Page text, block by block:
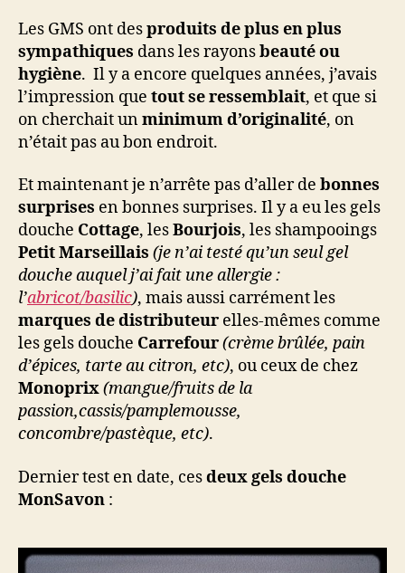
Les GMS ont desproduits de plus en plus
sympathiques dans les rayonsbeauté ou
hygiène. Il y a encore quelques années, j’avais
l’impression que tout se ressemblait, et que si
on cherchait unminimum d’originalité, on
n’était pas au bon endroit.
Et maintenant je n’arrête pas d’aller de bonnes
surprises en bonnes surprises. Il y a eu les gels
douche Cottage, lesBourjois, les shampooings
Petit Marseillais (je n’ai testé qu’un seul gel
douche auquel j’ai fait une allergie :
l’abricot/basilic), mais aussi carrément les
marques de distributeur elles-mêmes comme
les gels douche Carrefour(crème brûlée, pain
d’épices, tarte au citron, etc), ou ceux de chez
Monoprix(mangue/fruits de la
passion,cassis/pamplemousse,
concombre/pastèque, etc).
Dernier test en date, cesdeux gels douche
MonSavon :